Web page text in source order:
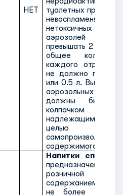
НЕТ
туалетных
нетоксичных
аэрозолей не
превышать 2 кг или
общее
каждого
не должно
или 0.5 л.
аэрозольных
должны быть
колпачком
надлежащим
целью
содержимого.
Напитки
розничной
содержанием
не более 70%